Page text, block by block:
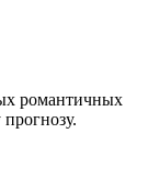
романтичных